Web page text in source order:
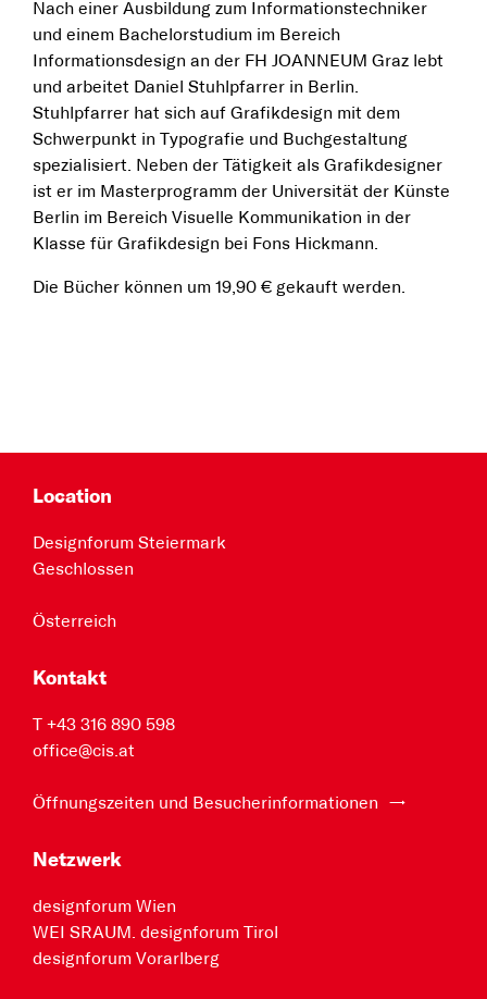
Nach einer Ausbildung zum Informationstechniker
und einem Bachelorstudium im Bereich
Informationsdesign an der FH JOANNEUM Graz lebt
und arbeitet Daniel Stuhlpfarrer in Berlin.
Stuhlpfarrer hat sich auf Grafikdesign mit dem
Schwerpunkt in Typografie und Buchgestaltung
spezialisiert. Neben der Tätigkeit als Grafikdesigner
ist er im Masterprogramm der Universität der Künste
Berlin im Bereich Visuelle Kommunikation in der
Klasse für Grafikdesign bei Fons Hickmann.
Die Bücher können um 19,90 € gekauft werden.
Location
Designforum Steiermark
Geschlossen
Österreich
Kontakt
T +43 316 890 598
office@cis.at
Öffnungszeiten und Besucherinformationen
Netzwerk
designforum Wien
WEI SRAUM. designforum Tirol
designforum Vorarlberg